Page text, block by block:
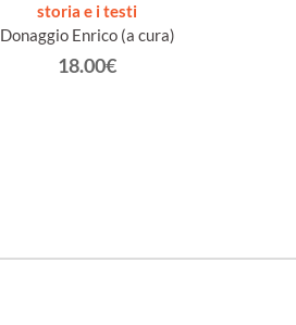
storia e i testi
Donaggio Enrico (a cura)
18.00€